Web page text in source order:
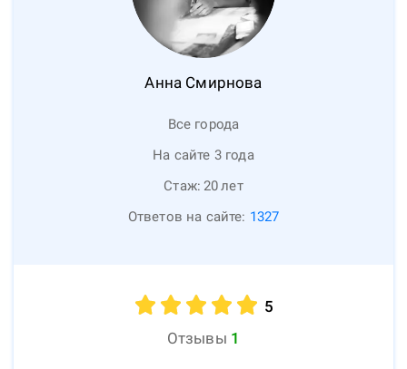
Анна Смирнова
Все города
На сайте 3 года
Стаж: 20лет
Ответов на сайте: 1327
5
Отзывы 1